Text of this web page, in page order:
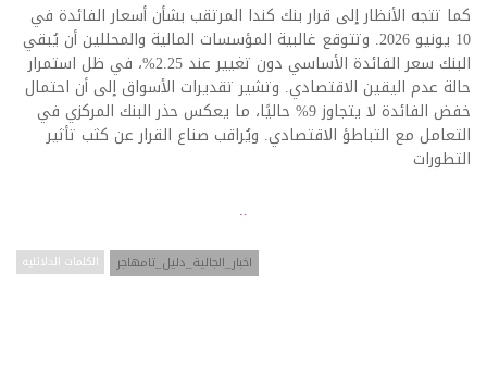
كما تتجه الأنظار إلى قرار بنك كندا المرتقب بشأن أسعار الفائدة في
10 يونيو 2026. وتتوقع غالبية المؤسسات المالية والمحللين أن يُبقي
البنك سعر الفائدة الأساسي دون تغيير عند 2.25%، في ظل استمرار
حالة عدم اليقين الاقتصادي. وتشير تقديرات الأسواق إلى أن احتمال
خفض الفائدة لا يتجاوز 9% حاليًا، ما يعكس حذر البنك المركزي في
التعامل مع التباطؤ الاقتصادي. ويُراقب صناع القرار عن كثب تأثير
التطورات
..
الكلمات الدلائليه اخبار_الجالية_دليل_تامهاجر